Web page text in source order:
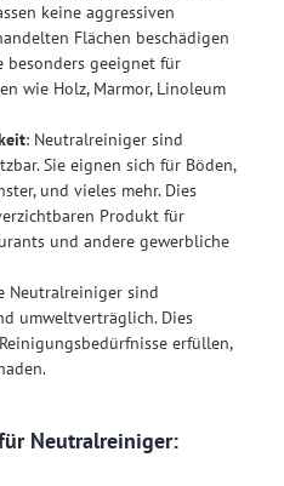
keine aggressiven
Flächen beschädigen
besonders geeignet für
wie Holz, Marmor, Linoleum
: Neutralreiniger sind
Sie eignen sich für Böden,
und vieles mehr. Dies
Produkt für
und andere gewerbliche
Neutralreiniger sind
umweltverträglich. Dies
erfüllen,
Neutralreiniger: